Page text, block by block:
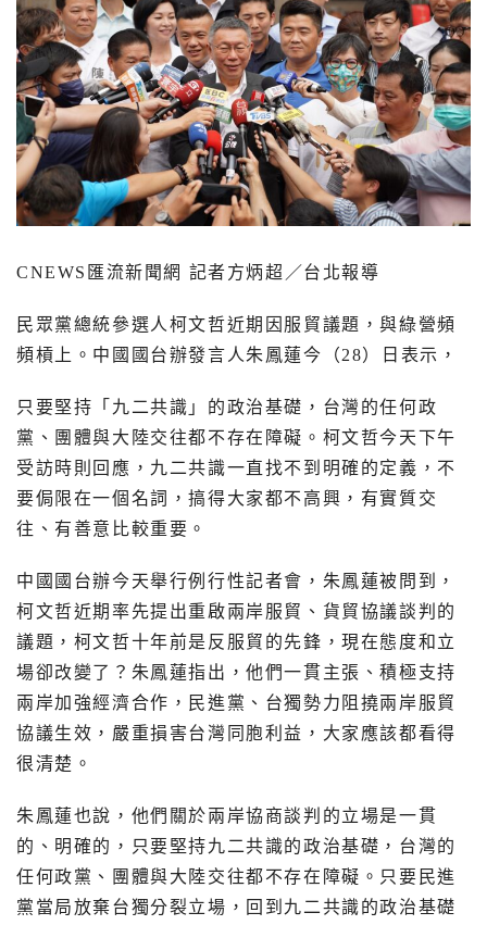
CNEWS 匯流新聞網 記者方炳超／台北報導
民眾黨總統參選人柯文哲近期因服貿議題，與綠營頻
頻槓上。中國國台辦發言人朱鳳蓮今（28）日表示，
只要堅持「九二共識」的政治基礎，台灣的任何政
黨、團體與大陸交往都不存在障礙。柯文哲今天下午
受訪時則回應，九二共識一直找不到明確的定義，不
要侷限在一個名詞，搞得大家都不高興，有實質交
往、有善意比較重要。
中國國台辦今天舉行例行性記者會，朱鳳蓮被問到，
柯文哲近期率先提出重啟兩岸服貿、貨貿協議談判的
議題，柯文哲十年前是反服貿的先鋒，現在態度和立
場卻改變了？朱鳳蓮指出，他們一貫主張、積極支持
兩岸加強經濟合作，民進黨、台獨勢力阻撓兩岸服貿
協議生效，嚴重損害台灣同胞利益，大家應該都看得
很清楚。
朱鳳蓮也說，他們關於兩岸協商談判的立場是一貫
的、明確的，只要堅持九二共識的政治基礎，台灣的
任何政黨、團體與大陸交往都不存在障礙。只要民進
黨當局放棄台獨分裂立場，回到九二共識的政治基礎